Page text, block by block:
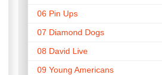
06 Pin Ups
07 Diamond Dogs
08 David Live
09 Young Americans